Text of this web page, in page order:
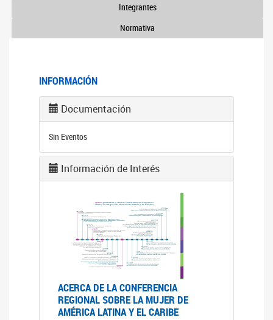
Integrantes
Normativa
INFORMACIÓN
Documentación
Sin Eventos
Información de Interés
ACERCA DE LA CONFERENCIA
REGIONAL SOBRE LA MUJER DE
AMÉRICA LATINA Y EL CARIBE